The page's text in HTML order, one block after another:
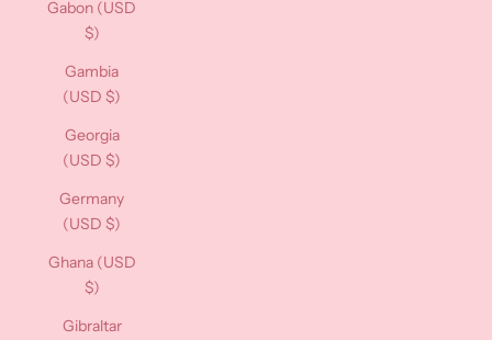
Gabon (USD
$)
Gambia
(USD $)
Georgia
(USD $)
Germany
(USD $)
Ghana (USD
$)
Gibraltar